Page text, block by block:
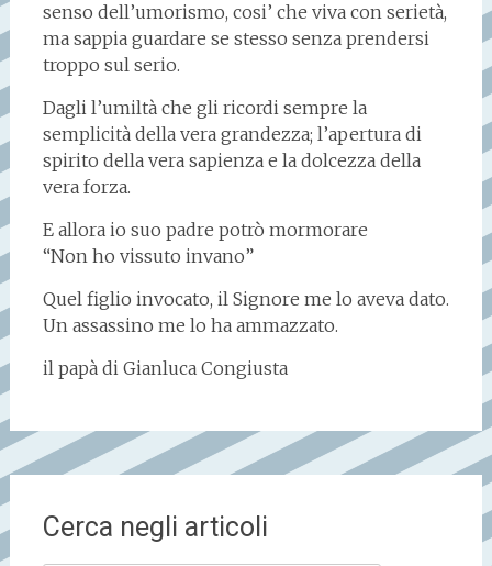
senso dell’umorismo, cosi’ che viva con serietà,
ma sappia guardare se stesso senza prendersi
troppo sul serio.
Dagli l’umiltà che gli ricordi sempre la
semplicità della vera grandezza; l’apertura di
spirito della vera sapienza e la dolcezza della
vera forza.
E allora io suo padre potrò mormorare
“Non ho vissuto invano”
Quel figlio invocato, il Signore me lo aveva dato.
Un assassino me lo ha ammazzato.
il papà di Gianluca Congiusta
Cerca negli articoli